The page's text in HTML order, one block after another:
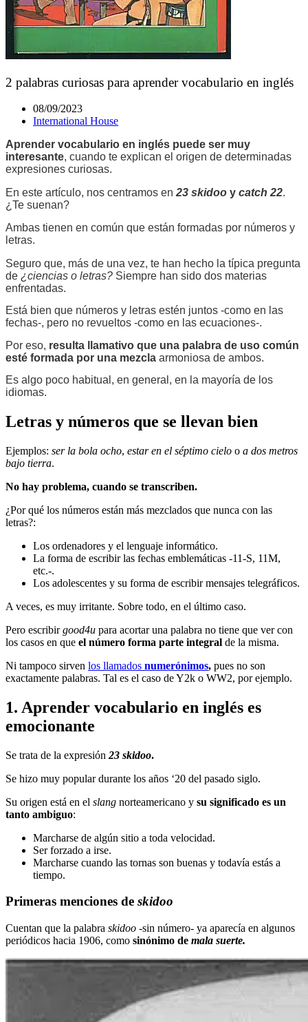
2 palabras curiosas para aprender vocabulario en inglés
08/09/2023
International House
Aprender vocabulario en inglés puede ser muy
interesante, cuando te explican el origen de determinadas
expresiones curiosas.
En este artículo, nos centramos en23 skidoo y catch 22.
¿Te suenan?
Ambas tienen en común que están formadas por números y
letras.
Seguro que, más de una vez, te han hecho la típica pregunta
de ¿ciencias o letras? Siempre han sido dos materias
enfrentadas.
Está bien que números y letras estén juntos -como en las
fechas-, pero no revueltos -como en las ecuaciones-.
Por eso, resulta llamativo que una palabra de uso común
esté formada por una mezcla armoniosa de ambos.
Es algo poco habitual, en general, en la mayoría de los
idiomas.
Letras y números que se llevan bien
Ejemplos: ser la bola ocho, estar en el séptimo cielo o a dos metros
bajo tierra.
No hay problema, cuando se transcriben.
¿Por qué los números están más mezclados que nunca con las
letras?:
Los ordenadores y el lenguaje informático.
La forma de escribir las fechas emblemáticas -11-S, 11M,
etc.-.
Los adolescentes y su forma de escribir mensajes telegráficos.
A veces, es muy irritante. Sobre todo, en el último caso.
Pero escribirgood4u para acortar una palabra no tiene que ver con
los casos en que el número forma parte integral de la misma.
Ni tampoco sirven los llamados numerónimos, pues no son
exactamente palabras. Tal es el caso de Y2k o WW2, por ejemplo.
1. Aprender vocabulario en inglés es
emocionante
Se trata de la expresión 23 skidoo.
Se hizo muy popular durante los años ‘20 del pasado siglo.
Su origen está en el slang norteamericano y su significado es un
tanto ambiguo:
Marcharse de algún sitio a toda velocidad.
Ser forzado a irse.
Marcharse cuando las tornas son buenas y todavía estás a
tiempo.
Primeras menciones de skidoo
Cuentan que la palabra skidoo -sin número- ya aparecía en algunos
periódicos hacia 1906, como sinónimo de mala suerte.